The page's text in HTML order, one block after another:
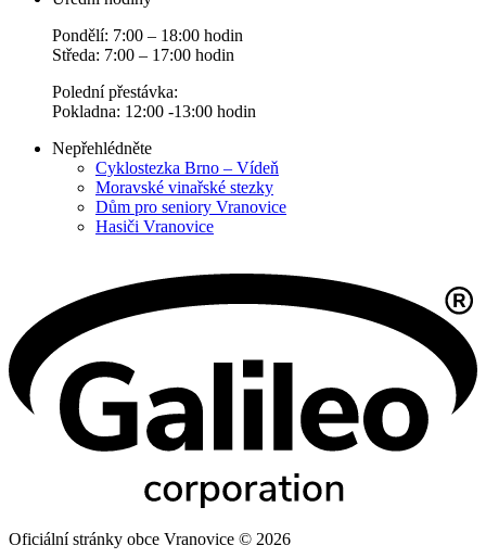
Pondělí: 7:00 – 18:00 hodin
Středa: 7:00 – 17:00 hodin
Polední přestávka:
Pokladna: 12:00 -13:00 hodin
Nepřehlédněte
Cyklostezka Brno – Vídeň
Moravské vinařské stezky
Dům pro seniory Vranovice
Hasiči Vranovice
Oficiální stránky obce Vranovice © 2026